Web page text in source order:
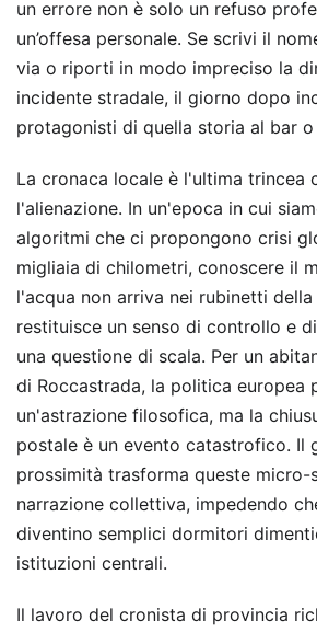
un errore non è solo un refuso
un’offesa personale. Se scrivi il
via o riporti in modo impreciso la
incidente stradale, il giorno dopo
protagonisti di quella storia al bar o
La cronaca locale è l'ultima trincea
l'alienazione. In un'epoca in cui
algoritmi che ci propongono crisi
migliaia di chilometri, conoscere il
l'acqua non arriva nei rubinetti
restituisce un senso di controllo e
una questione di scala. Per un
di Roccastrada, la politica europea
un'astrazione filosofica, ma la
postale è un evento catastrofico. Il
prossimità trasforma queste micro-
narrazione collettiva, impedendo
diventino semplici dormitori
istituzioni centrali.
Il lavoro del cronista di provincia